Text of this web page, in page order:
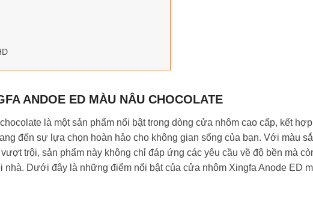
ANDOE ED MÀU NÂU CHOCOLATE
là một sản phẩm nổi bật trong dòng cửa nhôm cao cấp, kết
đến sự lựa chọn hoàn hảo cho không gian sống của bạn. Với màu
trội, sản phẩm này không chỉ đáp ứng các yêu cầu về độ bền mà
nhà. Dưới đây là những điểm nổi bật của cửa nhôm Xingfa Anode ED